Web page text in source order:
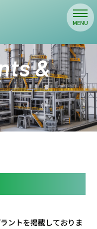
&
ントを掲載しておりま